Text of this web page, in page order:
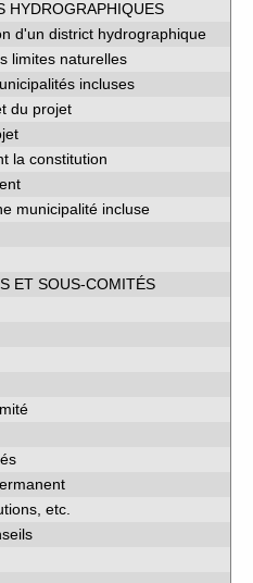
HYDROGRAPHIQUES
d'un district hydrographique
limites naturelles
incluses
du projet
la constitution
municipalité incluse
ET SOUS-COMITÉS
etc.